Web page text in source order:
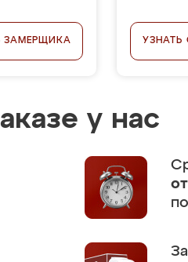
ЗАМЕРЩИКА УЗНАТЬ
у нас